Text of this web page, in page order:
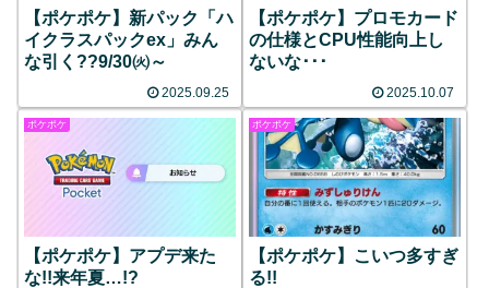
【ポケポケ】新パック「ハ
イクラスパックex」みん
な引く??9/30㈫～
2025.09.25
【ポケポケ】プロモカード
の仕様とCPU性能向上し
ないな･･･
2025.10.07
ポケポケ
【ポケポケ】アプデ来た
な!!来年夏…!?
ポケポケ
【ポケポケ】こいつ多すぎ
る!!